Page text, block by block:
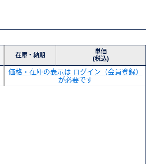
在庫・納期
単価
(税込)
価格・在庫の表示は ログイン（会員登録）
が必要です